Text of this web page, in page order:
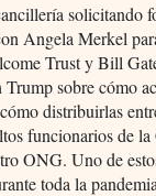
solicitando
Angela Merkel
Trust y Bill
sobre cómo
distribuirlas
funcionarios de la
ONG. Uno de
toda la